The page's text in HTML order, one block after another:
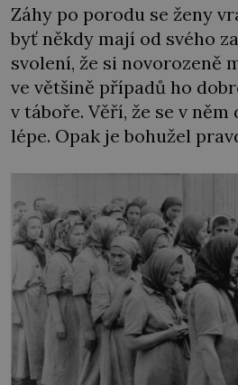
Záhy po porodu se ženy
byť někdy mají od svého
svolení, že si novorozeně
ve většině případů ho
v táboře. Věří, že se v
lépe. Opak je bohužel